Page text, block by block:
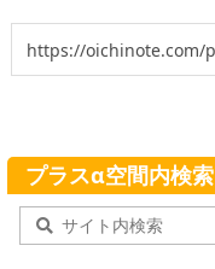
プラスα空間内検索